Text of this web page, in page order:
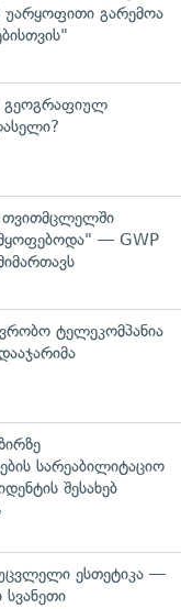
გარემოა
გეოგრაფიულ
თვითმცლელში
— GWP
ტელეკომპანია
სარეაბილიტაციო
შესახებ
ესთეტიკა —